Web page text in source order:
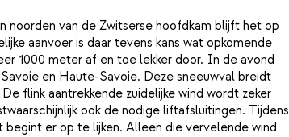
noorden van de Zwitserse hoofdkam blijft het op
aanvoer is daar tevens kans wat opkomende
1000 meter af en toe lekker door. In de avond
en Haute-Savoie. Deze sneeuwval breidt
flink aantrekkende zuidelijke wind wordt zeker
ook de nodige liftafsluitingen. Tijdens
er op te lijken. Alleen die vervelende wind